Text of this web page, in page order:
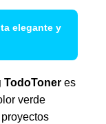
elegante y
TodoToner es
verde